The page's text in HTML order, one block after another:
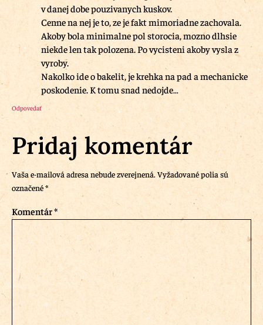
v danej dobe pouzivanych kuskov.
Cenne na nej je to, ze je fakt mimoriadne zachovala.
Akoby bola minimalne pol storocia, mozno dlhsie
niekde len tak polozena. Po vycisteni akoby vysla z
vyroby.
Nakolko ide o bakelit, je krehka na pad a mechanicke
poskodenie. K tomu snad nedojde…
Odpovedať
Pridaj komentár
Vaša e-mailová adresa nebude zverejnená. Vyžadované polia sú
označené*
Komentár*